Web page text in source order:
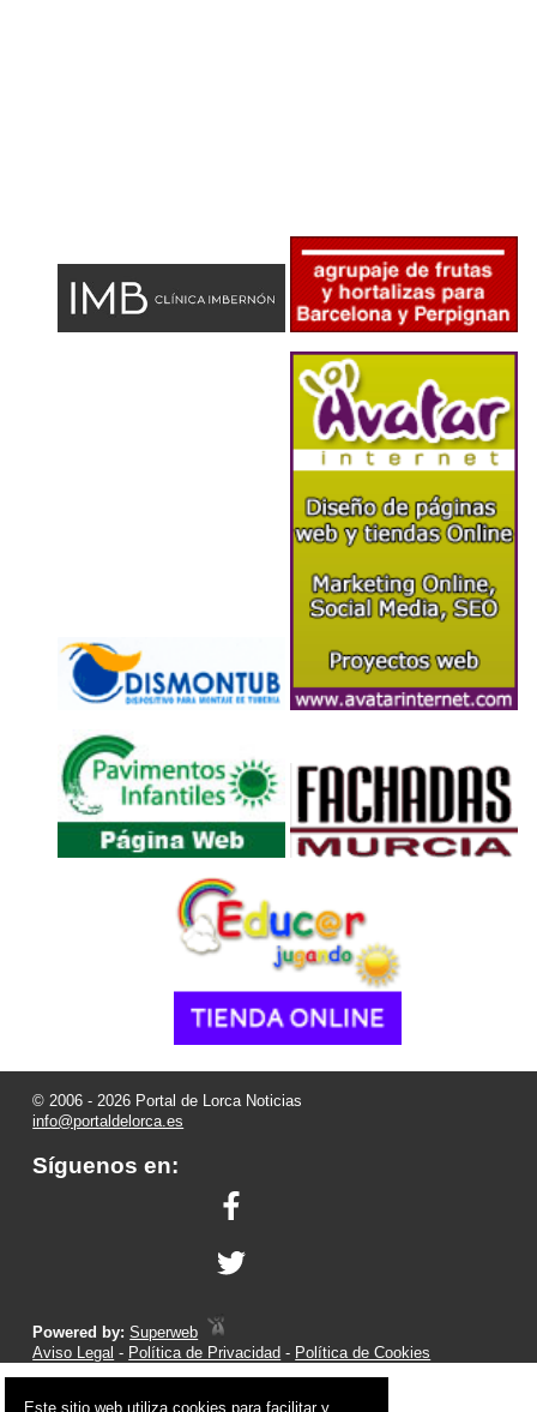
© 2006 - 2026 Portal de Lorca Noticias
info@portaldelorca.es
Síguenos en:
Powered by:Superweb
Aviso Legal - Política de Privacidad - Política de Cookies
Este sitio web utiliza cookies para facilitar y